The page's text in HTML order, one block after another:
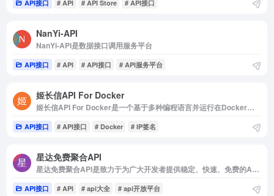
API接口 # API # API Store # API接口
NanYi-API
NanYi-API是数据接口调用服务平台
API接口 # API # API接口 # API服务平台
姬长信API For Docker
姬长信API For Docker是一个基于多种编程语言并运行在Docker上开源免费不限制提供生活常用,出行服务
API接口 # API接口 # Docker # IP签名
星达免费聚合API
星达免费聚合API是致力于为广大开发者提供稳定、快速、免费的API数据接口服务
API接口 # API # api大全 # api开放平台